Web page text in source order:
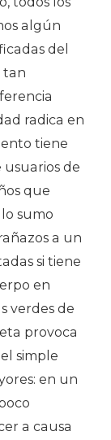
algún
del
tan
radica en
tiene
usuarios de
que
sumo
a un
si tiene
en
verdes de
provoca
simple
en un
a causa